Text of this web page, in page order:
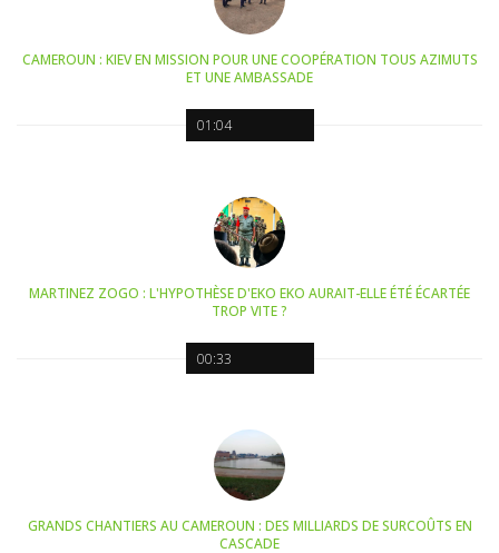
01:04
CAMEROUN : KIEV EN MISSION POUR UNE COOPÉRATION TOUS AZIMUTS
ET UNE AMBASSADE
00:33
MARTINEZ ZOGO : L'HYPOTHÈSE D'EKO EKO AURAIT-ELLE ÉTÉ ÉCARTÉE
TROP VITE ?
GRANDS CHANTIERS AU CAMEROUN : DES MILLIARDS DE SURCOÛTS EN
CASCADE